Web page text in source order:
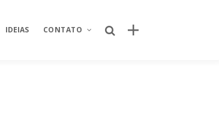
IDEIAS CONTATO